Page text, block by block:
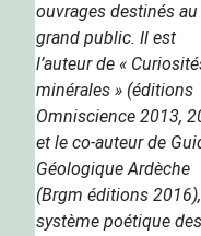
ouvrages destinés au
grand public. Il est
l’auteur de «
minérales » (éditions
Omniscience 2013,
et le co-auteur de
Géologique Ardèche
(Brgm éditions
système poétique des